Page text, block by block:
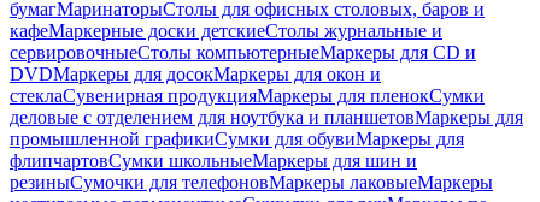
бумагМаринаторыСтолы для офисных столовых, баров и
кафеМаркерные доски детскиеСтолы журнальные и
сервировочныеСтолы компьютерныеМаркеры для CD и
DVDМаркеры для досокМаркеры для окон и
стеклаСувенирная продукцияМаркеры для пленокСумки
деловые с отделением для ноутбука и планшетовМаркеры для
промышленной графикиСумки для обувиМаркеры для
флипчартовСумки школьныеМаркеры для шин и
резиныСумочки для телефоновМаркеры лаковыеМаркеры